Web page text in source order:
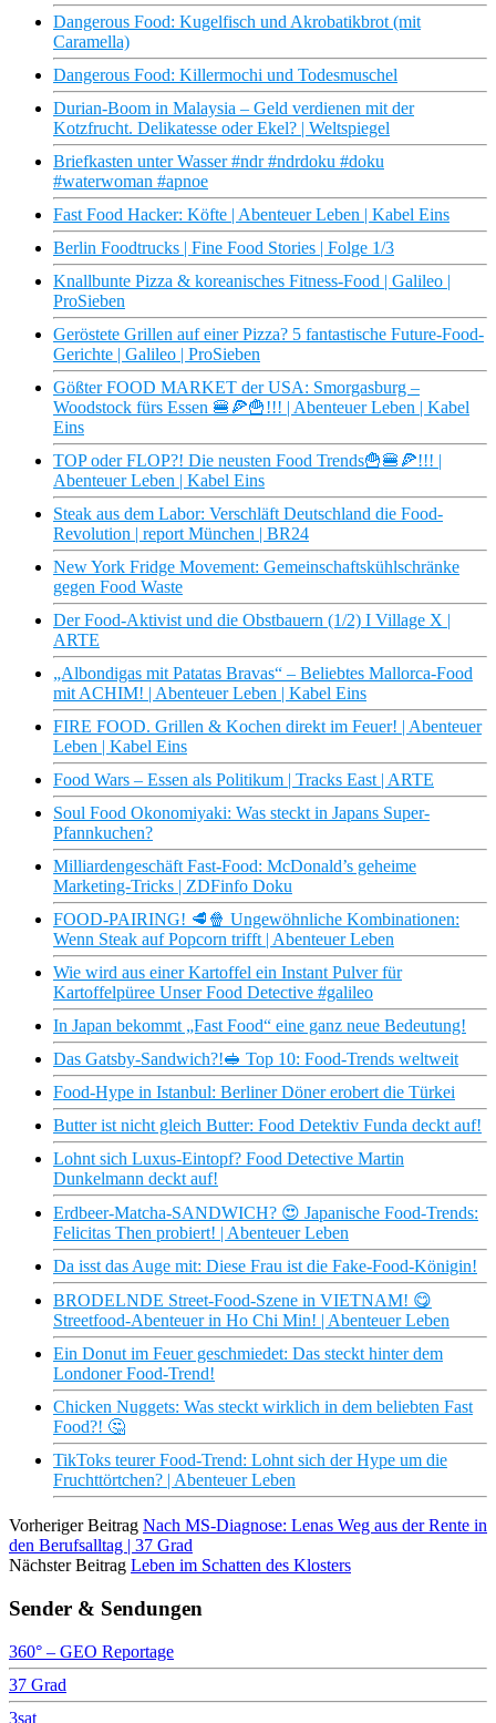
Dangerous Food: Kugelfisch und Akrobatikbrot (mit
Caramella)
Dangerous Food: Killermochi und Todesmuschel
Durian-Boom in Malaysia – Geld verdienen mit der
Kotzfrucht. Delikatesse oder Ekel? | Weltspiegel
Briefkasten unter Wasser #ndr #ndrdoku #doku
#waterwoman #apnoe
Fast Food Hacker: Köfte | Abenteuer Leben | Kabel Eins
Berlin Foodtrucks | Fine Food Stories | Folge 1/3
Knallbunte Pizza & koreanisches Fitness-Food | Galileo |
ProSieben
Geröstete Grillen auf einer Pizza? 5 fantastische Future-Food-
Gerichte | Galileo | ProSieben
Gößter FOOD MARKET der USA: Smorgasburg –
Woodstock fürs Essen 🍔🍕🍟!!! | Abenteuer Leben | Kabel
Eins
TOP oder FLOP?! Die neusten Food Trends🍟🍔🍕!!! |
Abenteuer Leben | Kabel Eins
Steak aus dem Labor: Verschläft Deutschland die Food-
Revolution | report München | BR24
New York Fridge Movement: Gemeinschaftskühlschränke
gegen Food Waste
Der Food-Aktivist und die Obstbauern (1/2) I Village X |
ARTE
„Albondigas mit Patatas Bravas“ – Beliebtes Mallorca-Food
mit ACHIM! | Abenteuer Leben | Kabel Eins
FIRE FOOD. Grillen & Kochen direkt im Feuer! | Abenteuer
Leben | Kabel Eins
Food Wars – Essen als Politikum | Tracks East | ARTE
Soul Food Okonomiyaki: Was steckt in Japans Super-
Pfannkuchen?
Milliardengeschäft Fast-Food: McDonald’s geheime
Marketing-Tricks | ZDFinfo Doku
FOOD-PAIRING! 🥩🍿 Ungewöhnliche Kombinationen:
Wenn Steak auf Popcorn trifft | Abenteuer Leben
Wie wird aus einer Kartoffel ein Instant Pulver für
Kartoffelpüree Unser Food Detective #galileo
In Japan bekommt „Fast Food“ eine ganz neue Bedeutung!
Das Gatsby-Sandwich?!🥪 Top 10: Food-Trends weltweit
Food-Hype in Istanbul: Berliner Döner erobert die Türkei
Butter ist nicht gleich Butter: Food Detektiv Funda deckt auf!
Lohnt sich Luxus-Eintopf? Food Detective Martin
Dunkelmann deckt auf!
Erdbeer-Matcha-SANDWICH? 😍 Japanische Food-Trends:
Felicitas Then probiert! | Abenteuer Leben
Da isst das Auge mit: Diese Frau ist die Fake-Food-Königin!
BRODELNDE Street-Food-Szene in VIETNAM! 😋
Streetfood-Abenteuer in Ho Chi Min! | Abenteuer Leben
Ein Donut im Feuer geschmiedet: Das steckt hinter dem
Londoner Food-Trend!
Chicken Nuggets: Was steckt wirklich in dem beliebten Fast
Food?! 🤔
TikToks teurer Food-Trend: Lohnt sich der Hype um die
Fruchttörtchen? | Abenteuer Leben
Vorheriger Beitrag Nach MS-Diagnose: Lenas Weg aus der Rente in
den Berufsalltag | 37 Grad
Nächster Beitrag Leben im Schatten des Klosters
Sender & Sendungen
360° – GEO Reportage
37 Grad
3sat